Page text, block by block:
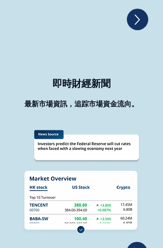
即時財經新聞
最新市場資訊，追踪市場資金流向。